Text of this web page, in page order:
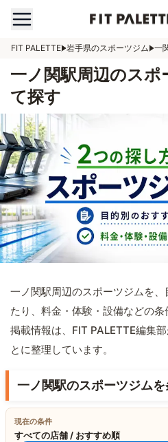
FIT PALETTE 岩手県のスポーツジム 一
一ノ関駅周辺のスポ
て探す
一ノ関駅周辺のスポーツジムを
たり、料金・体験・設備などの条
掲載情報は、FIT PALETTE編集
とに整理しています。
一ノ関駅のスポーツジム
現在の条件
すべての店舗 / おすすめ順